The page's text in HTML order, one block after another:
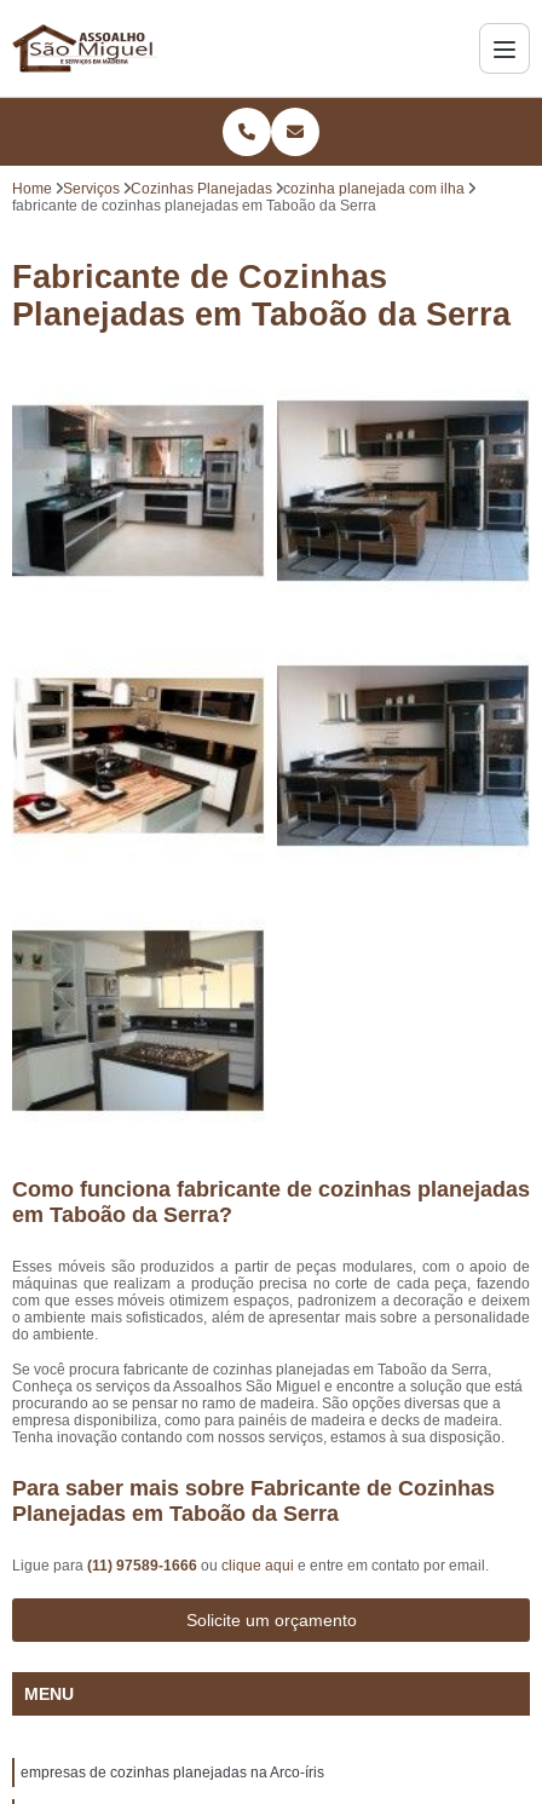
Home Serviços Cozinhas Planejadas
cozinha planejada com ilha
fabricante de cozinhas planejadas em Taboão da Serra
Fabricante de Cozinhas
Planejadas em Taboão da Serra
Como funciona fabricante de cozinhas planejadas
em Taboão da Serra?
Esses móveis são produzidos a partir de peças modulares, com o apoio de
máquinas que realizam a produção precisa no corte de cada peça, fazendo
com que esses móveis otimizem espaços, padronizem a decoração e deixem
o ambiente mais sofisticados, além de apresentar mais sobre a personalidade
do ambiente.
Se você procura fabricante de cozinhas planejadas em Taboão da Serra,
Conheça os serviços da Assoalhos São Miguel e encontre a solução que está
procurando ao se pensar no ramo de madeira. São opções diversas que a
empresa disponibiliza, como para painéis de madeira e decks de madeira.
Tenha inovação contando com nossos serviços, estamos à sua disposição.
Para saber mais sobre Fabricante de Cozinhas
Planejadas em Taboão da Serra
Ligue para (11) 97589-1666 ou clique aqui e entre em contato por email.
Solicite um orçamento
MENU
empresas de cozinhas planejadas na Arco-íris